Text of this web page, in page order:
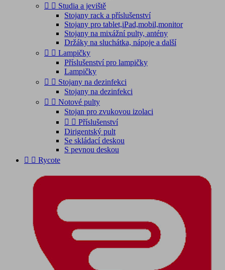
  Studia a jeviště
Stojany rack a příslušenství
Stojany pro tablet,iPad,mobil,monitor
Stojany na mixážní pulty, antény
Držáky na sluchátka, nápoje a další
  Lampičky
Příslušenství pro lampičky
Lampičky
  Stojany na dezinfekci
Stojany na dezinfekci
  Notové pulty
Stojan pro zvukovou izolaci
  Příslušenství
Dirigentský pult
Se skládací deskou
S pevnou deskou
  Rycote